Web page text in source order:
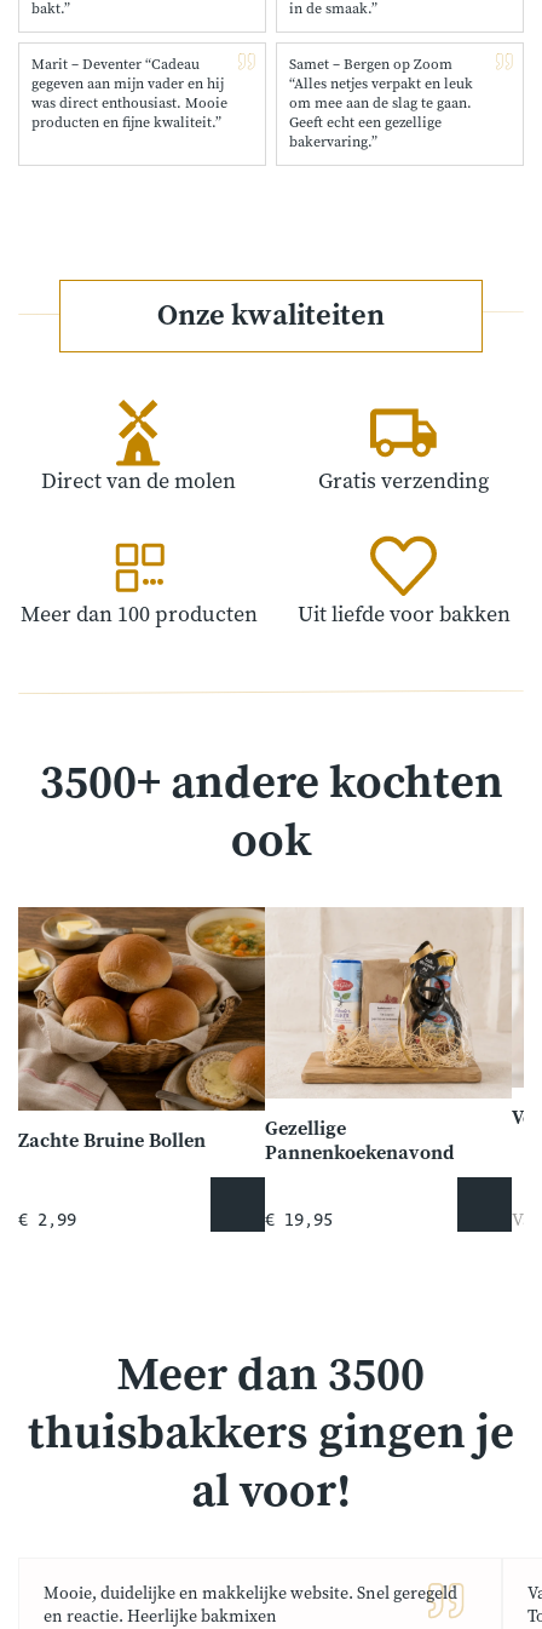
bakt.” in de smaak.”
Marit – Deventer “Cadeau
gegeven aan mijn vader en hij
was direct enthousiast. Mooie
producten en fijne kwaliteit.”
Samet – Bergen op Zoom
“Alles netjes verpakt en leuk
om mee aan de slag te gaan.
Geeft echt een gezellige
bakervaring.”
Onze kwaliteiten
Direct van de molen Gratis verzending
Meer dan 100 producten Uit liefde voor bakken
3500+ andere kochten
ook
Zachte Bruine Bollen
€ 2,99
Gezellige
Pannenkoekenavond
€ 19,95
Meer dan 3500
thuisbakkers gingen je
al voor!
Mooie, duidelijke en makkelijke website. Snel geregeld
en reactie. Heerlijke bakmixen